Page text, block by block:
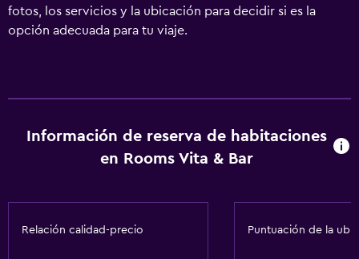
fotos, los servicios y la ubicación para decidir si es la
opción adecuada para tu viaje.
Información de reserva de habitaciones
en Rooms Vita & Bar
Relación calidad-precio Puntuación de la